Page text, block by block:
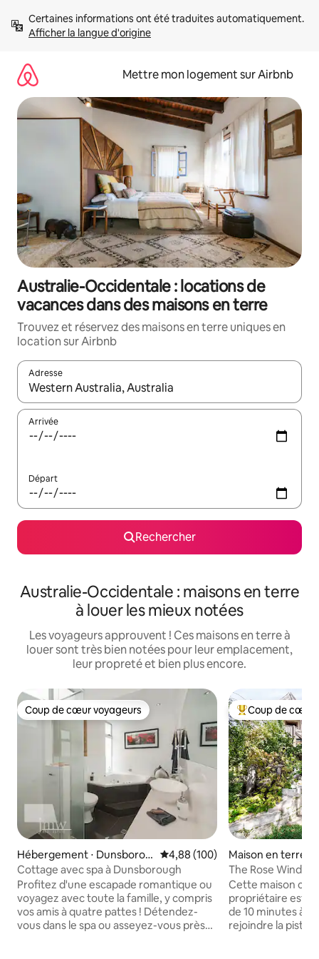
directement
Afficher la langue d'origine
Mettre mon logement sur Airbnb
Australie-Occidentale : locations de
vacances dans des maisons en terre
Trouvez et réservez des maisons en terre uniques en
location sur Airbnb
Adresse
Lorsque les résultats s'affichent, utilisez les flèches vers le
Arrivée
Départ
Rechercher
Australie-Occidentale : maisons en terre
à louer les mieux notées
Les voyageurs approuvent ! Ces maisons en terre à
louer sont très bien notées pour leur emplacement,
leur propreté et bien plus encore.
Coup de cœur voyageurs
Coup de cœur voyageurs
Hébergement ⋅ Dunsborou
gh
Évaluation moyenne sur la
4,88 (100)
Cottage avec spa à Dunsborough
Profitez d'une escapade romantique ou
voyagez avec toute la famille, y compris
vos amis à quatre pattes ! Détendez-
vous dans le spa ou asseyez-vous près
Coups de cœur
Coup de cœur
Maison en terre ⋅
iver
The Rose Window Romantique, sur
mesure et privé
Cette maison
propriétaire est
de 10 minutes à
rejoindre la piste